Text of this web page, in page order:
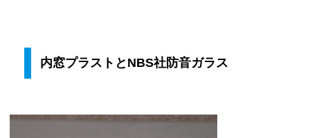
内窓プラストとNBS社防音ガラス